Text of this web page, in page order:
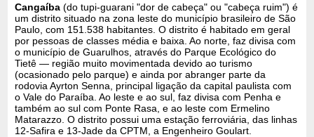
Cangaíba (do tupi-guarani "dor de cabeça" ou "cabeça ruim") é
um distrito situado na zona leste do município brasileiro de São
Paulo, com 151.538 habitantes. O distrito é habitado em geral
por pessoas de classes média e baixa. Ao norte, faz divisa com
o município de Guarulhos, através do Parque Ecológico do
Tietê — região muito movimentada devido ao turismo
(ocasionado pelo parque) e ainda por abranger parte da
rodovia Ayrton Senna, principal ligação da capital paulista com
o Vale do Paraíba. Ao leste e ao sul, faz divisa com Penha e
também ao sul com Ponte Rasa, e ao leste com Ermelino
Matarazzo. O distrito possui uma estação ferroviária, das linhas
12-Safira e 13-Jade da CPTM, a Engenheiro Goulart.